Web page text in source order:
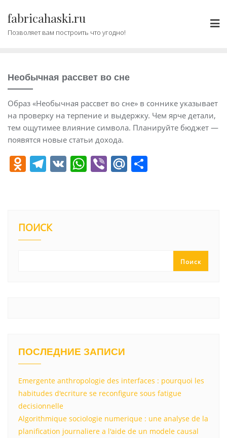
содержимому
fabricahaski.ru
Позволяет вам построить что угодно!
Необычная рассвет во сне
Образ «Необычная рассвет во сне» в соннике указывает
на проверку на терпение и выдержку. Чем ярче детали,
тем ощутимее влияние символа. Планируйте бюджет —
появятся новые статьи дохода.
O
kl
a
T
a
V W Vi M
ПОИСК
Поиск
ПОСЛЕДНИЕ ЗАПИСИ
Emergente anthropologie des interfaces : pourquoi les
habitudes d'ecriture se reconfigure sous fatigue
decisionnelle
Algorithmique sociologie numerique : une analyse de la
planification journaliere a l'aide de un modele causal